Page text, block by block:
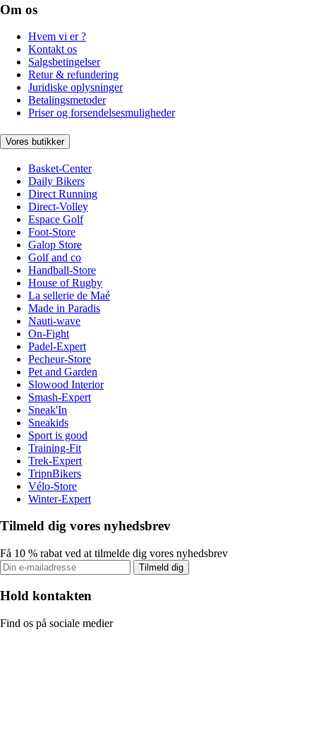
Om os
Hvem vi er ?
Kontakt os
Salgsbetingelser
Retur & refundering
Juridiske oplysninger
Betalingsmetoder
Priser og forsendelsesmuligheder
Vores butikker
Basket-Center
Daily Bikers
Direct Running
Direct-Volley
Espace Golf
Foot-Store
Galop Store
Golf and co
Handball-Store
House of Rugby
La sellerie de Maé
Made in Paradis
Nauti-wave
On-Fight
Padel-Expert
Pecheur-Store
Pet and Garden
Slowood Interior
Smash-Expert
Sneak'In
Sneakids
Sport is good
Training-Fit
Trek-Expert
TripnBikers
Vélo-Store
Winter-Expert
Tilmeld dig vores nyhedsbrev
Få 10 % rabat ved at tilmelde dig vores nyhedsbrev
Tilmeld dig
Hold kontakten
Find os på sociale medier